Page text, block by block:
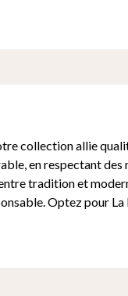
collection allie
en respectant des
tradition et
Optez pour